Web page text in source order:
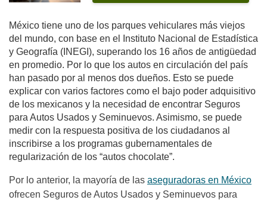
México tiene uno de los parques vehiculares más viejos
del mundo, con base en el Instituto Nacional de Estadística
y Geografía (INEGI), superando los 16 años de antigüedad
en promedio. Por lo que los autos en circulación del país
han pasado por al menos dos dueños. Esto se puede
explicar con varios factores como el bajo poder adquisitivo
de los mexicanos y la necesidad de encontrar Seguros
para Autos Usados y Seminuevos. Asimismo, se puede
medir con la respuesta positiva de los ciudadanos al
inscribirse a los programas gubernamentales de
regularización de los “autos chocolate”.
Por lo anterior, la mayoría de las aseguradoras en México
ofrecen Seguros de Autos Usados y Seminuevos para